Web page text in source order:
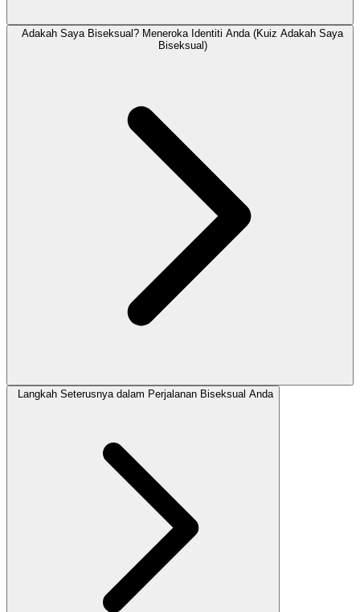
Adakah Saya Biseksual? Meneroka Identiti Anda (Kuiz Adakah Saya
Biseksual)
Langkah Seterusnya dalam Perjalanan Biseksual Anda